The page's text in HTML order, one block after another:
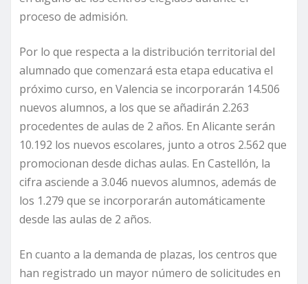
proceso de admisión.
Por lo que respecta a la distribución territorial del
alumnado que comenzará esta etapa educativa el
próximo curso, en Valencia se incorporarán 14.506
nuevos alumnos, a los que se añadirán 2.263
procedentes de aulas de 2 años. En Alicante serán
10.192 los nuevos escolares, junto a otros 2.562 que
promocionan desde dichas aulas. En Castellón, la
cifra asciende a 3.046 nuevos alumnos, además de
los 1.279 que se incorporarán automáticamente
desde las aulas de 2 años.
En cuanto a la demanda de plazas, los centros que
han registrado un mayor número de solicitudes en